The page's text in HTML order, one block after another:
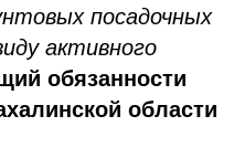
посадочных
активного
обязанности
области